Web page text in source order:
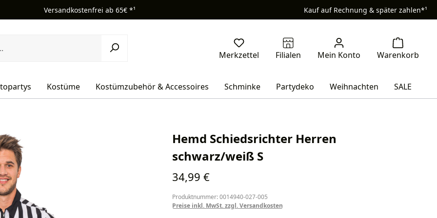
Versandkostenfrei ab 65€ *¹ Kauf auf Rechnung & später zahlen*¹
Kostüme Kostümzubehör & Accessoires Schminke Partydeko Weihnachten SALE
Hemd Schiedsrichter Herren
schwarz/weiß S
Regulärer Preis:
34,99 €
Produktnummer: 0014940-027-005
Preise inkl. MwSt. zzgl. Versandkosten